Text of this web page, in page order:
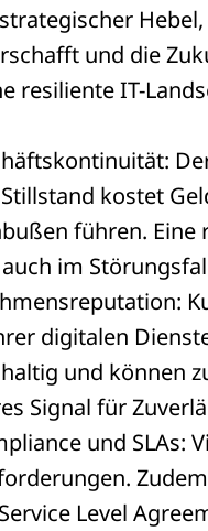
und die
resiliente IT-
kostet
führen.
im
digitalen
und können
Signal für
und SLAs:
Level